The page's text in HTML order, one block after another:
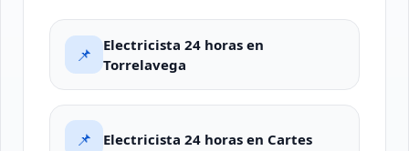
📌
Electricista 24 horas en
Torrelavega
📌 Electricista 24 horas en Cartes